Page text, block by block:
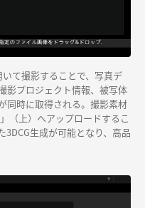
て撮影することで、写真デ
影プロジェクト情報、被写体
同時に取得される。撮影素材
（上）へアップロードするこ
3DCG生成が可能となり、高品